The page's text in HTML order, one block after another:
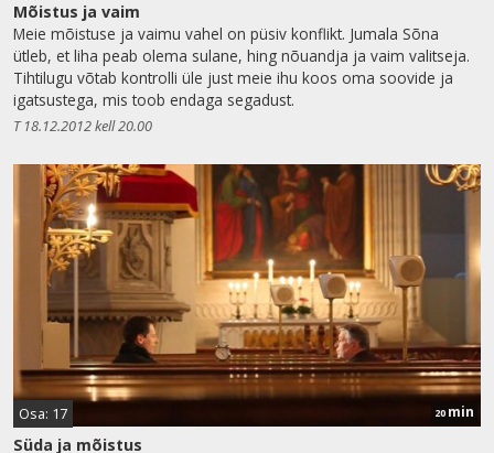
Mõistus ja vaim
Meie mõistuse ja vaimu vahel on püsiv konflikt. Jumala Sõna
ütleb, et liha peab olema sulane, hing nõuandja ja vaim valitseja.
Tihtilugu võtab kontrolli üle just meie ihu koos oma soovide ja
igatsustega, mis toob endaga segadust.
T 18.12.2012 kell 20.00
Osa: 17 20 min
Süda ja mõistus